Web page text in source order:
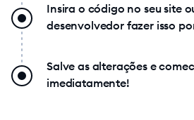
Insira o código no seu site
desenvolvedor fazer isso
Salve as alterações e
imediatamente!